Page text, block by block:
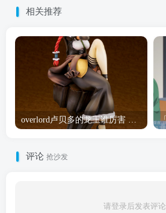
相关推荐
评论 抢沙发
请登录后发表评论